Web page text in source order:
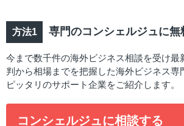
専門のコンシェルジュに無
今まで数千件の海外ビジネス相談を受け最
判から相場までを把握した海外ビジネス専
ピッタリのサポート企業をご紹介します。
コンシェルジュに相談する